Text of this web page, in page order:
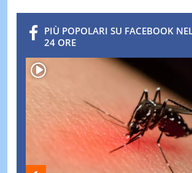
PIÙ POPOLARI SU FACEBOOK
24 ORE